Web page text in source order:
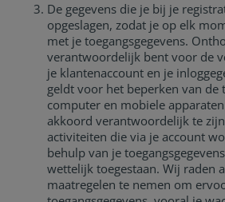
De gegevens die je bij je
opgeslagen, zodat je op elk
met je toegangsgegevens.
verantwoordelijk bent voor de
je klantenaccount en je
geldt voor het beperken van de
computer en mobiele
akkoord verantwoordelijk te
activiteiten die via je account
behulp van je
wettelijk toegestaan. Wij raden
maatregelen te nemen om